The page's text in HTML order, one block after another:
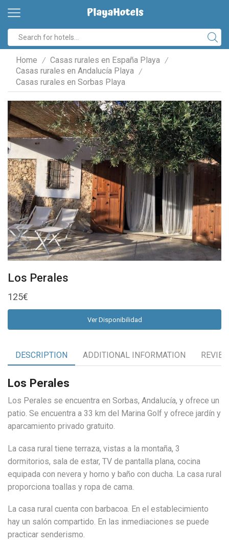
Home / Casas rurales en España Playa /
Casas rurales en Andalucía Playa /
Casas rurales en Sorbas Playa
Los Perales
125€
Ver Disponibilidad
DESCRIPTION ADDITIONAL INFORMATION
Los Perales
Los Perales se encuentra en Sorbas, Andalucía, y ofrece un
patio. Se encuentra a 33 km del Marina Golf y ofrece jardín y
aparcamiento privado gratuito.
La casa rural tiene terraza, vistas a la montaña, 3
dormitorios, sala de estar, TV de pantalla plana, cocina
equipada con nevera y horno y baño con ducha. La casa rural
proporciona toallas y ropa de cama.
La casa rural cuenta con barbacoa. En el establecimiento
hay un salón compartido. En las inmediaciones se puede
practicar senderismo.